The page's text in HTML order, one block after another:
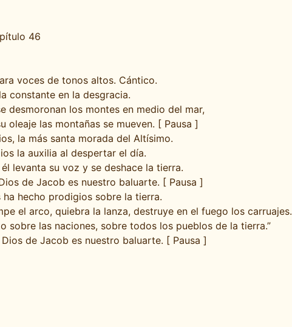
46
voces de tonos altos. Cántico.
constante en la desgracia.
desmoronan los montes en medio del mar,
oleaje las montañas se mueven. [ Pausa ]
la más santa morada del Altísimo.
la auxilia al despertar el día.
levanta su voz y se deshace la tierra.
de Jacob es nuestro baluarte. [ Pausa ]
hecho prodigios sobre la tierra.
el arco, quiebra la lanza, destruye en el fuego los carruajes.
sobre las naciones, sobre todos los pueblos de la tierra.”
de Jacob es nuestro baluarte. [ Pausa ]